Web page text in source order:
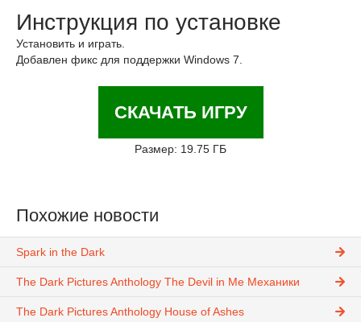
Инструкция по установке
Установить и играть.
Добавлен фикс для поддержки Windows 7.
СКАЧАТЬ ИГРУ
Размер: 19.75 ГБ
Похожие новости
Spark in the Dark
The Dark Pictures Anthology The Devil in Me Механики
The Dark Pictures Anthology House of Ashes